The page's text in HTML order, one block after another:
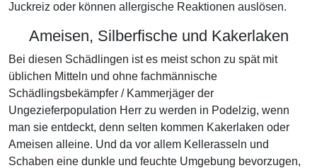
Juckreiz oder können allergische Reaktionen auslösen.
Ameisen, Silberfische und Kakerlaken
Bei diesen Schädlingen ist es meist schon zu spät mit
üblichen Mitteln und ohne fachmännische
Schädlingsbekämpfer / Kammerjäger der
Ungezieferpopulation Herr zu werden in Podelzig, wenn
man sie entdeckt, denn selten kommen Kakerlaken oder
Ameisen alleine. Und da vor allem Kellerasseln und
Schaben eine dunkle und feuchte Umgebung bevorzugen,